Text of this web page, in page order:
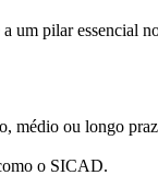
um pilar essencial
médio ou longo
o SICAD.